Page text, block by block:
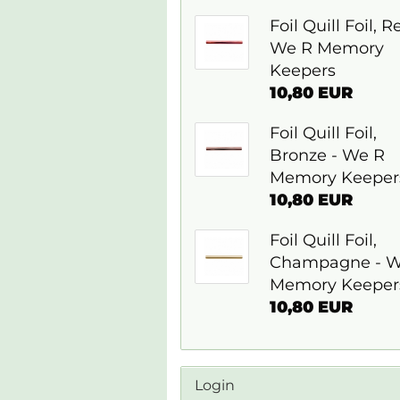
Foil Quill Foil,
We R Memory
Keepers
10,80 EUR
Foil Quill Foil,
Bronze - We R
Memory
10,80 EUR
Foil Quill Foil,
Champagne -
Memory
10,80 EUR
Login